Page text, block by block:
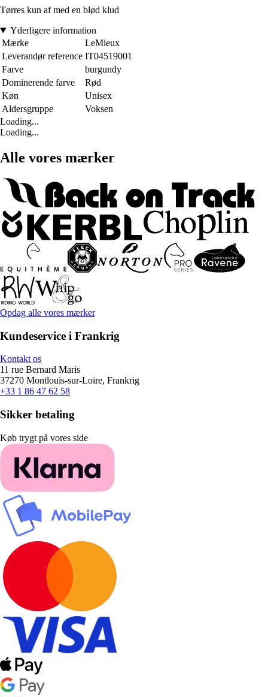
Tørres kun af med en blød klud
Yderligere information
Mærke
LeMieux
Leverandør reference IT04519001
Farve
burgundy
Dominerende farve
Rød
Køn
Unisex
Aldersgruppe
Voksen
Loading...
Loading...
Alle vores mærker
Opdag alle vores mærker
Kundeservice i Frankrig
Kontakt os
11 rue Bernard Maris
37270 Montlouis-sur-Loire, Frankrig
+33 1 86 47 62 58
Sikker betaling
Køb trygt på vores side